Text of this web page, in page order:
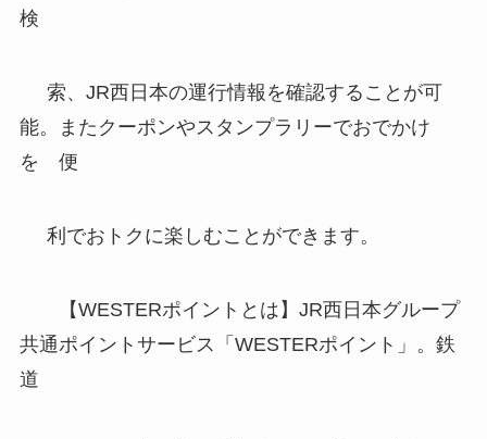
検
索、JR西日本の運行情報を確認することが可
能。またクーポンやスタンプラリーでおでかけ
を 便
利でおトクに楽しむことができます。
【WESTERポイントとは】JR西日本グループ
共通ポイントサービス「WESTERポイント」。鉄
道